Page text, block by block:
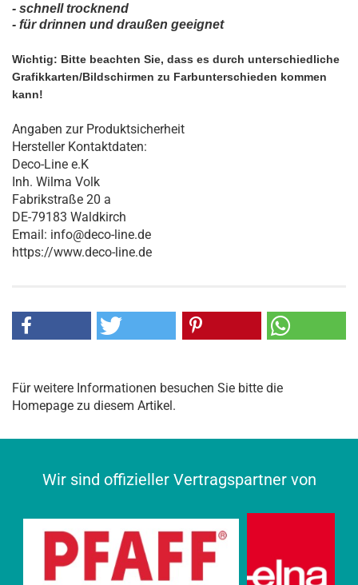
- schnell trocknend
- für drinnen und draußen geeignet
Wichtig: Bitte beachten Sie, dass es durch unterschiedliche
Grafikkarten/Bildschirmen zu Farbunterschieden kommen
kann!
Angaben zur Produktsicherheit
Hersteller Kontaktdaten:
Deco-Line e.K
Inh. Wilma Volk
Fabrikstraße 20 a
DE-79183 Waldkirch
Email: info@deco-line.de
https://www.deco-line.de
Für weitere Informationen besuchen Sie bitte die
Homepage zu diesem Artikel.
Wir sind offizieller Vertragspartner von